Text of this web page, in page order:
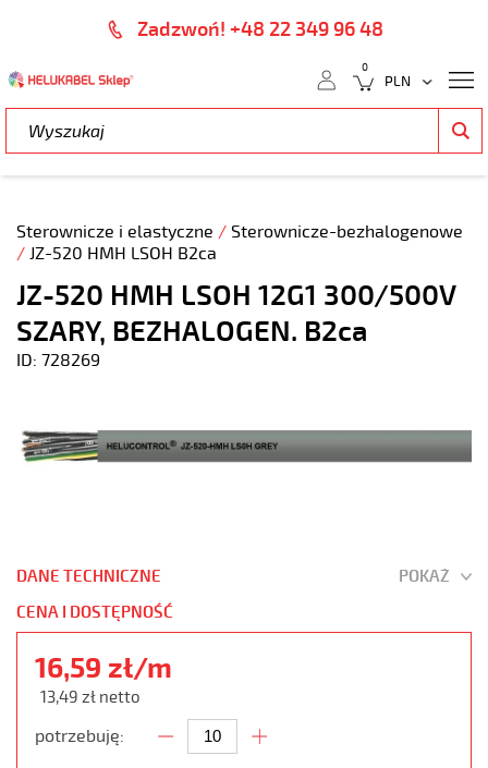
Zadzwoń! +48 22 349 96 48
0
Sterownicze i elastyczne / Sterownicze-bezhalogenowe
/ JZ-520 HMH LSOH B2ca
JZ-520 HMH LSOH 12G1 300/500V
SZARY, BEZHALOGEN. B2ca
ID: 728269
DANE TECHNICZNE
POKAŻ
CENA I DOSTĘPNOŚĆ
16,59 zł/m
13,49 zł netto
potrzebuję: